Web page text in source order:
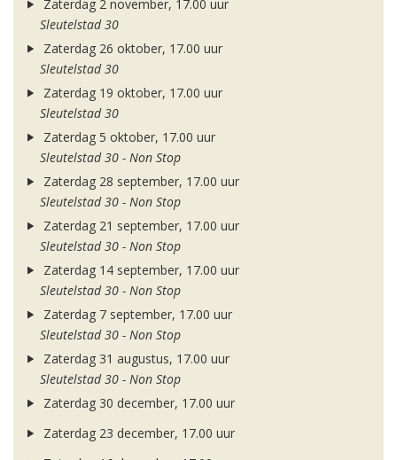
Zaterdag 2 november, 17.00 uur
Sleutelstad 30
Zaterdag 26 oktober, 17.00 uur
Sleutelstad 30
Zaterdag 19 oktober, 17.00 uur
Sleutelstad 30
Zaterdag 5 oktober, 17.00 uur
Sleutelstad 30 - Non Stop
Zaterdag 28 september, 17.00 uur
Sleutelstad 30 - Non Stop
Zaterdag 21 september, 17.00 uur
Sleutelstad 30 - Non Stop
Zaterdag 14 september, 17.00 uur
Sleutelstad 30 - Non Stop
Zaterdag 7 september, 17.00 uur
Sleutelstad 30 - Non Stop
Zaterdag 31 augustus, 17.00 uur
Sleutelstad 30 - Non Stop
Zaterdag 30 december, 17.00 uur
Zaterdag 23 december, 17.00 uur